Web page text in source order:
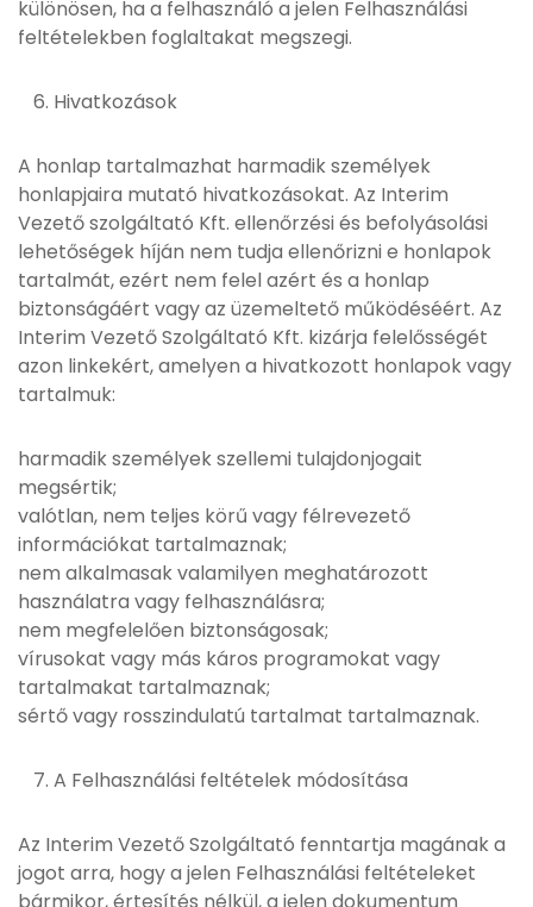
különösen, ha a felhasználó a jelen Felhasználási
feltételekben foglaltakat megszegi.
Hivatkozások
A honlap tartalmazhat harmadik személyek
honlapjaira mutató hivatkozásokat. Az Interim
Vezető szolgáltató Kft. ellenőrzési és befolyásolási
lehetőségek híján nem tudja ellenőrizni e honlapok
tartalmát, ezért nem felel azért és a honlap
biztonságáért vagy az üzemeltető működéséért. Az
Interim Vezető Szolgáltató Kft. kizárja felelősségét
azon linkekért, amelyen a hivatkozott honlapok vagy
tartalmuk:
harmadik személyek szellemi tulajdonjogait
megsértik;
valótlan, nem teljes körű vagy félrevezető
információkat tartalmaznak;
nem alkalmasak valamilyen meghatározott
használatra vagy felhasználásra;
nem megfelelően biztonságosak;
vírusokat vagy más káros programokat vagy
tartalmakat tartalmaznak;
sértő vagy rosszindulatú tartalmat tartalmaznak.
A Felhasználási feltételek módosítása
Az Interim Vezető Szolgáltató fenntartja magának a
jogot arra, hogy a jelen Felhasználási feltételeket